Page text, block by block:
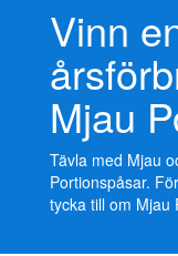
Vinn
Mjau
Tävla med Mjau
Portionspåsar.
tycka till om Mjau